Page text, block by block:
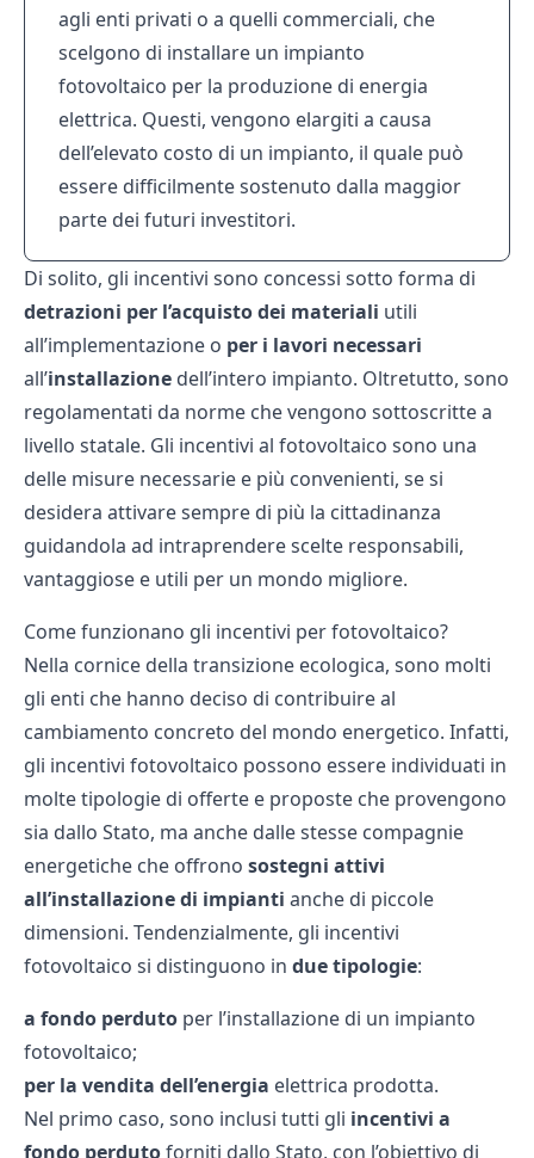
agli enti privati o a quelli commerciali, che
scelgono di installare un impianto
fotovoltaico per la produzione di energia
elettrica. Questi, vengono elargiti a causa
dell’elevato costo di un impianto, il quale può
essere difficilmente sostenuto dalla maggior
parte dei futuri investitori.
Di solito, gli incentivi sono concessi sotto forma di
detrazioni per l’acquisto dei materiali utili
all’implementazione o per i lavori necessari
all’installazione dell’intero impianto. Oltretutto, sono
regolamentati da norme che vengono sottoscritte a
livello statale. Gli incentivi al fotovoltaico sono una
delle misure necessarie e più convenienti, se si
desidera attivare sempre di più la cittadinanza
guidandola ad intraprendere scelte responsabili,
vantaggiose e utili per un mondo migliore.
Come funzionano gli incentivi per fotovoltaico?
Nella cornice della transizione ecologica, sono molti
gli enti che hanno deciso di contribuire al
cambiamento concreto del mondo energetico. Infatti,
gli incentivi fotovoltaico possono essere individuati in
molte tipologie di offerte e proposte che provengono
sia dallo Stato, ma anche dalle stesse compagnie
energetiche che offrono sostegni attivi
all’installazione di impianti anche di piccole
dimensioni. Tendenzialmente, gli incentivi
fotovoltaico si distinguono in duetipologie:
a fondo perduto per l’installazione di un impianto
fotovoltaico;
per la vendita dell’energia elettrica prodotta.
Nel primo caso, sono inclusi tutti gli incentivi a
fondo perdutoforniti dallo Stato, con l’obiettivo di